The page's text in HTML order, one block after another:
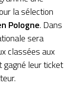
la sélection
Pologne. Dans
sera
classées aux
gagné leur ticket